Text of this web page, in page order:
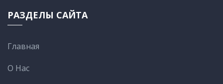
РАЗДЕЛЫ САЙТА
Главная
О Нас